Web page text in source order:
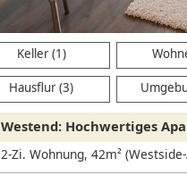
Keller (1)
Hausflur (3)
Westend: Hochwertiges
2-Zi. Wohnung, 42m²